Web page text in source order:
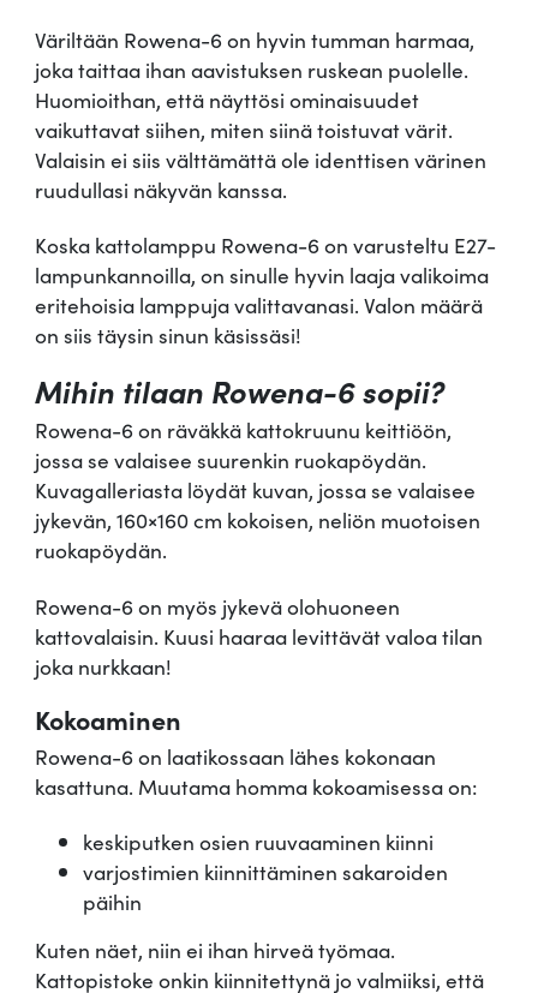
Väriltään Rowena-6 on hyvin tumman harmaa,
joka taittaa ihan aavistuksen ruskean puolelle.
Huomioithan, että näyttösi ominaisuudet
vaikuttavat siihen, miten siinä toistuvat värit.
Valaisin ei siis välttämättä ole identtisen värinen
ruudullasi näkyvän kanssa.
Koska kattolamppu Rowena-6 on varusteltu E27-
lampunkannoilla, on sinulle hyvin laaja valikoima
eritehoisia lamppuja valittavanasi. Valon määrä
on siis täysin sinun käsissäsi!
Mihin tilaan Rowena-6 sopii?
Rowena-6 on räväkkä kattokruunu keittiöön,
jossa se valaisee suurenkin ruokapöydän.
Kuvagalleriasta löydät kuvan, jossa se valaisee
jykevän, 160×160 cm kokoisen, neliön muotoisen
ruokapöydän.
Rowena-6 on myös jykevä olohuoneen
kattovalaisin. Kuusi haaraa levittävät valoa tilan
joka nurkkaan!
Kokoaminen
Rowena-6 on laatikossaan lähes kokonaan
kasattuna. Muutama homma kokoamisessa on:
keskiputken osien ruuvaaminen kiinni
varjostimien kiinnittäminen sakaroiden
päihin
Kuten näet, niin ei ihan hirveä työmaa.
Kattopistoke onkin kiinnitettynä jo valmiiksi, että